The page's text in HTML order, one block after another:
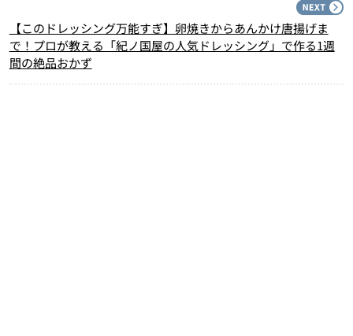
【このドレッシング万能すぎ】卵焼きからあんかけ唐揚げま
で！プロが教える「紀ノ国屋の人気ドレッシング」で作る1週
間の絶品おかず